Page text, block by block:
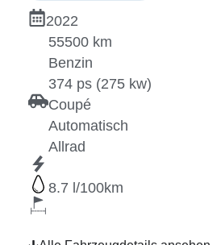
2022
Coupé
55500 km
Automatisch
Benzin
Allrad
374 ps (275 kw)
8.7